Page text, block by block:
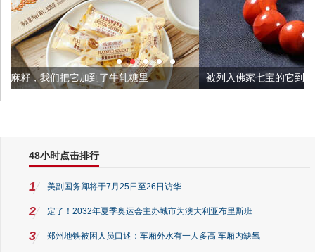
牛轧糖里 被列入佛家七宝的它到底有多美？
48小时点击排行
1 美副国务卿将于7月25日至26日访华
2 定了！2032年夏季奥运会主办城市为澳大利亚布里斯班
3 郑州地铁被困人员口述：车厢外水有一人多高 车厢内缺氧